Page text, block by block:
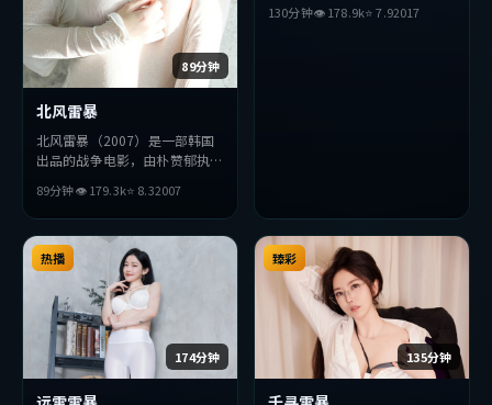
89分钟
北风雷暴
北风雷暴（2007）是一部韩国
出品的战争电影，由朴赞郁执
演。影片在叙事与视听上力求突
破，探讨人性与抉择，节奏张弛
有度，适合喜欢该类型的观众完
整观看。
89分钟👁179.3k⭐ 8.32007
主演。影片在叙事与视听上力求
130分钟👁178.9k⭐7.92017
174分钟
热播
135分钟
臻彩